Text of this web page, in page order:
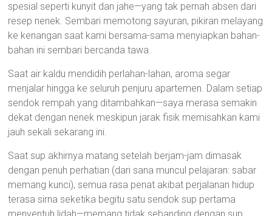
spesial seperti kunyit dan jahe—yang tak pernah absen dari
resep nenek. Sembari memotong sayuran, pikiran melayang
ke kenangan saat kami bersama-sama menyiapkan bahan-
bahan ini sembari bercanda tawa.
Saat air kaldu mendidih perlahan-lahan, aroma segar
menjalar hingga ke seluruh penjuru apartemen. Dalam setiap
sendok rempah yang ditambahkan—saya merasa semakin
dekat dengan nenek meskipun jarak fisik memisahkan kami
jauh sekali sekarang ini.
Saat sup akhirnya matang setelah berjam-jam dimasak
dengan penuh perhatian (dari sana muncul pelajaran: sabar
memang kunci), semua rasa penat akibat perjalanan hidup
terasa sirna seketika begitu satu sendok sup pertama